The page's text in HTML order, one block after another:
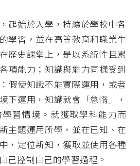
起始於入學，持續於學校中各
學習，並在高等教育和職業生
歷史課堂上，是以系統性且累
項能力；知識與能力同樣受到
假使知識不能實際運用，或者
下運用，知識就會「怠惰」，
習情境。就獲取學科能力而
主題運用所學，並在已知、在
，定位新知，獲取並使用各種
己控制自己的學習過程。